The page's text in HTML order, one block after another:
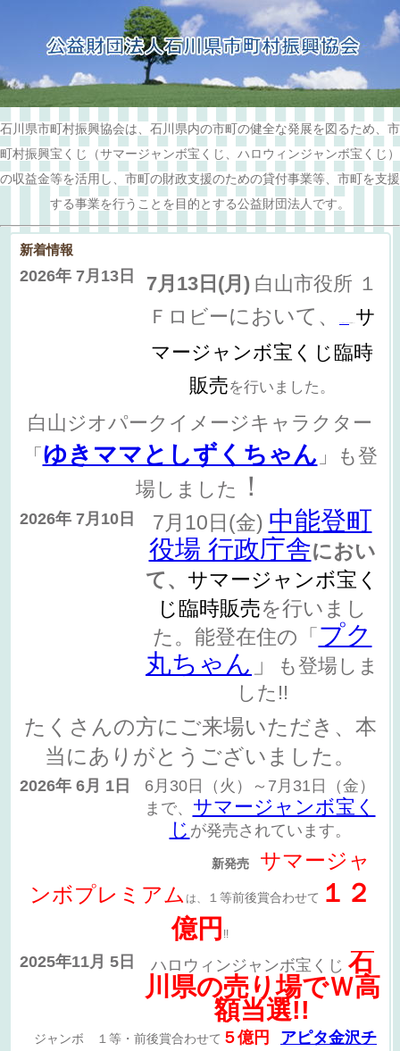
石川県市町村振興協会は、石川県内の市町の健全な発展を図るため、市
町村振興宝くじ（サマージャンボ宝くじ、ハロウィンジャンボ宝くじ）
の収益金等を活用し、市町の財政支援のための貸付事業等、市町を支援
する事業を行うことを目的とする公益財団法人です。
新着情報
2026年 7月13日 7月13日(月) 白山市役所 １
Ｆロビーにおいて、
サ
マージャンボ宝くじ臨時
販売を行いました。
白山ジオパークイメージキャラクター
「 ゆきママとしずくちゃん 」も登
場しました
！
2026年 7月10日 7月10日(金) 中能登町
役場 行政庁舎におい
て、 サマージャンボ宝く
じ臨時販売を行いまし
た。能登在住の「 プク
丸ちゃん 」
も登場しま
した!!
たくさんの方にご来場いただき、本
当にありがとうございました。
2026年 6月 1日
6月30日（火）～7月31日（金）
まで、 サマージャンボ宝く
じ が発売されています。
新発売
サマージャ
ンボプレミアム は、 １等前後賞合わせて １２
億円 !!
2025年11月 5日 ハロウィンジャンボ宝くじ 石
川県の売り場でＷ高
額当選!!
ジャンボ １等・前後賞合わせて ５億円
アピタ金沢チ